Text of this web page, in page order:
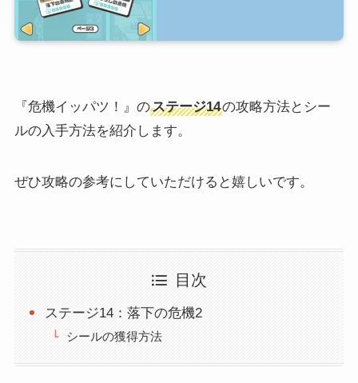
『危機イッパツ！』のステージ14の攻略方法とシー
ルの入手方法を紹介します。
ぜひ攻略の参考にしていただけると嬉しいです。
目次
ステージ14：落下の危機2
シールの獲得方法